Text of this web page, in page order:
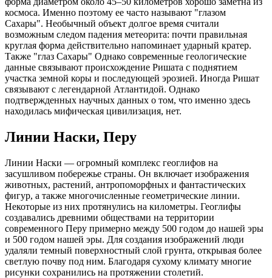
космоса. Именно поэтому ее часто называют "глазом
Сахары". Необычный объект долгое время считали
возможным следом падения метеорита: почти правильная
круглая форма действительно напоминает ударный кратер.
Также "глаз Сахары" Однако современные геологические
данные связывают происхождение Ришата с поднятием
участка земной коры и последующей эрозией. Иногда Ришат
связывают с легендарной Атлантидой. Однако
подтвержденных научных данных о том, что именно здесь
находилась мифическая цивилизация, нет.
Линии Наски, Перу
Линии Наски — огромный комплекс геоглифов на
засушливом побережье страны. Он включает изображения
животных, растений, антропоморфных и фантастических
фигур, а также многочисленные геометрические линии.
Некоторые из них протянулись на километры. Геоглифы
создавались древними обществами на территории
современного Перу примерно между 500 годом до нашей эры
и 500 годом нашей эры. Для создания изображений люди
удаляли темный поверхностный слой грунта, открывая более
светлую почву под ним. Благодаря сухому климату многие
рисунки сохранились на протяжении столетий.